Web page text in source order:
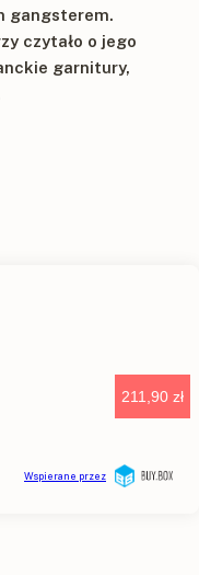
gangsterem.
czytało o jego
garnitury,